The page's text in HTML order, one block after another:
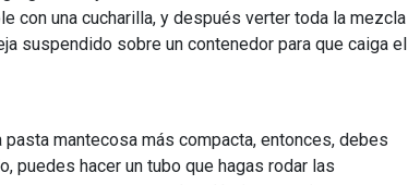
con una cucharilla, y después verter toda la mezcla
suspendido sobre un contenedor para que caiga el
mantecosa más compacta, entonces, debes
puedes hacer un tubo que hagas rodar las